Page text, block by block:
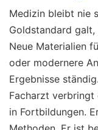
Medizin bleibt nie
Goldstandard
Neue Materialien
oder modernere
Ergebnisse
Facharzt verbringt
in Fortbildungen.